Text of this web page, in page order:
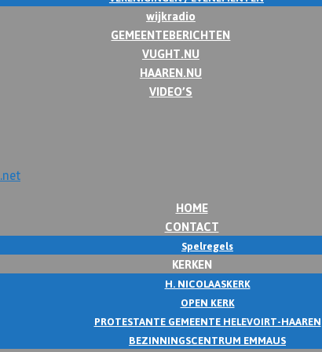
wijkradio
GEMEENTEBERICHTEN
VUGHT.NU
HAAREN.NU
VIDEO’S
HOME
CONTACT
Spelregels
KERKEN
H. NICOLAASKERK
OPEN KERK
PROTESTANTE GEMEENTE HELEVOIRT-HAAREN
BEZINNINGSCENTRUM EMMAUS